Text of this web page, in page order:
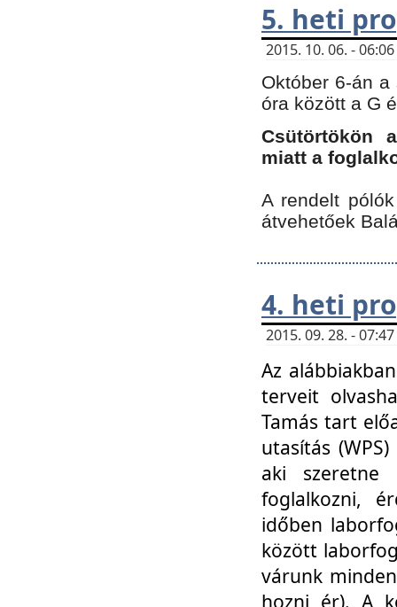
5. heti
2015. 10. 06. -
Október 6-án
óra között a G
Csütörtökön
miatt a
A rendelt
átvehetőek
4. heti
2015. 09. 28. -
Az
terveit
Tamás tart
utasítás
aki szeretne
foglalkozni,
időben
között
várunk
hozni ér). A